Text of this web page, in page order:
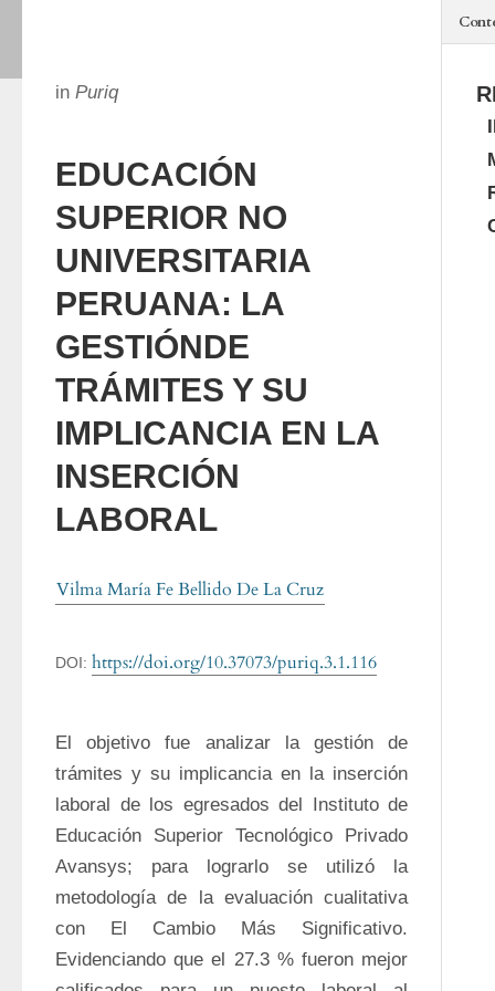
in Puriq
EDUCACIÓN
SUPERIOR NO
UNIVERSITARIA
PERUANA: LA
GESTIÓNDE
TRÁMITES Y SU
IMPLICANCIA EN LA
INSERCIÓN
LABORAL
Vilma María Fe Bellido De La Cruz
DOI: https://doi.org/10.37073/puriq.3.1.116
El objetivo fue analizar la gestión de
trámites y su implicancia en la inserción
laboral de los egresados del Instituto de
Educación Superior Tecnológico Privado
Avansys; para lograrlo se utilizó la
metodología de la evaluación cualitativa
con El Cambio Más Significativo.
Evidenciando que el 27.3 % fueron mejor